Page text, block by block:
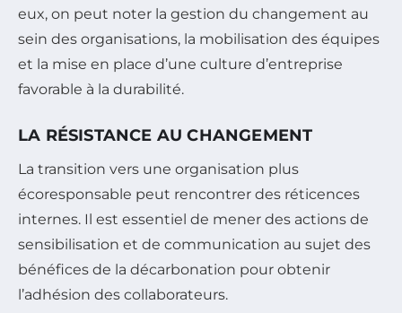
eux, on peut noter la gestion du changement au
sein des organisations, la mobilisation des équipes
et la mise en place d’une culture d’entreprise
favorable à la durabilité.
LA RÉSISTANCE AU CHANGEMENT
La transition vers une organisation plus
écoresponsable peut rencontrer des réticences
internes. Il est essentiel de mener des actions de
sensibilisation et de communication au sujet des
bénéfices de la décarbonation pour obtenir
l’adhésion des collaborateurs.